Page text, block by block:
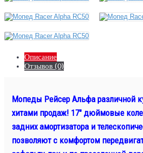
Описание
Отзывов (0)
Мопеды Рейсер Альфа различной
хитами продаж! 17" дюймовые
задних амортизатора и
позволяют с комфортом